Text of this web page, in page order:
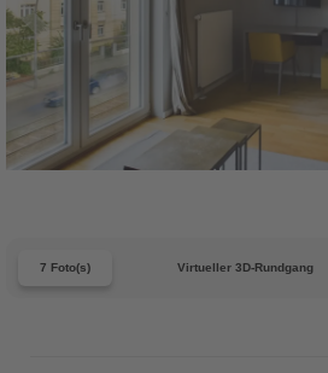
7 Foto(s) Virtueller 3D-Rundgang